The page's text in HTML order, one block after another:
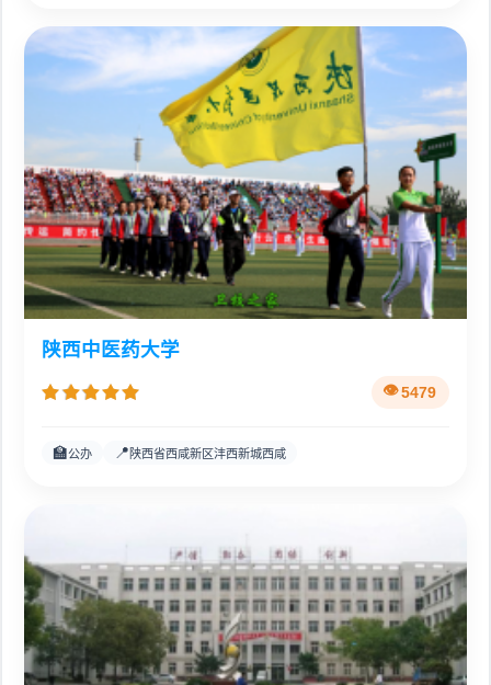
陕西中医药大学
5479
🏫公办 📍 陕西省西咸新区沣西新城西咸